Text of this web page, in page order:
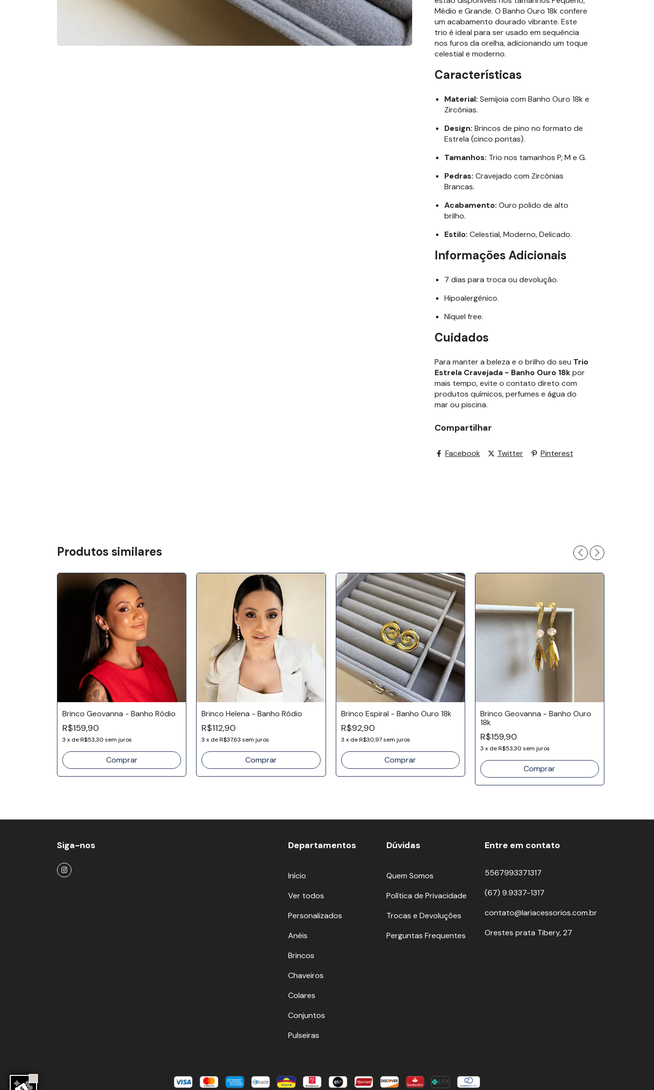
Médio e Grande. O Banho Ouro 18k confere
um acabamento dourado vibrante. Este
trio é ideal para ser usado em sequência
nos furos da orelha, adicionando um toque
celestial e moderno.
Características
Material: Semijoia com Banho Ouro 18k e
Zircônias.
Design: Brincos de pino no formato de
Estrela (cinco pontas).
Tamanhos: Trio nos tamanhos P, M e G.
Pedras: Cravejado com Zircônias
Brancas.
Acabamento: Ouro polido de alto
brilho.
Estilo: Celestial, Moderno, Delicado.
Informações Adicionais
7 dias para troca ou devolução.
Hipoalergênico.
Níquel free.
Cuidados
Para manter a beleza e o brilho do seu Trio
Estrela Cravejada - Banho Ouro 18kpor
mais tempo, evite o contato direto com
produtos químicos, perfumes e água do
mar ou piscina.
Compartilhar
Facebook Twitter Pinterest
Produtos similares
Brinco Geovanna - Banho Ródio
R$159,90
3 x deR$53,30 sem juros
Brinco Helena - Banho Ródio
R$112,90
3 x deR$37,63 sem juros
Brinco Espiral - Banho Ouro 18k
R$92,90
3 x deR$30,97 sem juros
Brinco Geovanna - Banho Ouro
18k
R$159,90
3 x deR$53,30 sem juros
Siga-nos Departamentos
Início
Ver todos
Personalizados
Anéis
Brincos
Chaveiros
Colares
Conjuntos
Pulseiras
Dúvidas
Quem Somos
Política de Privacidade
Trocas e Devoluções
Perguntas Frequentes
Entre em contato
5567993371317
(67) 9.9337-1317
contato@lariacessorios.com.br
Orestes prata Tibery, 27